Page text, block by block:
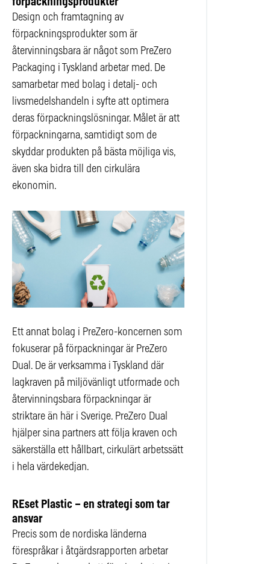
Design och framtagning av
förpackningsprodukter som är
återvinningsbara är något som PreZero
Packaging i Tyskland arbetar med. De
samarbetar med bolag i detalj- och
livsmedelshandeln i syfte att optimera
deras förpackningslösningar. Målet är att
förpackningarna, samtidigt som de
skyddar produkten på bästa möjliga vis,
även ska bidra till den cirkulära
ekonomin.
Ett annat bolag i PreZero-koncernen som
fokuserar på förpackningar är PreZero
Dual. De är verksamma i Tyskland där
lagkraven på miljövänligt utformade och
återvinningsbara förpackningar är
striktare än här i Sverige. PreZero Dual
hjälper sina partners att följa kraven och
säkerställa ett hållbart, cirkulärt arbetssätt
i hela värdekedjan.
REset Plastic – en strategi som tar
ansvar
Precis som de nordiska länderna
förespråkar i åtgärdsrapporten arbetar